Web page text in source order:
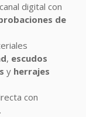
digital con
de
, escudos
y herrajes
con